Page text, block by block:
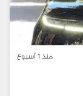
منذ 1 أسبوع